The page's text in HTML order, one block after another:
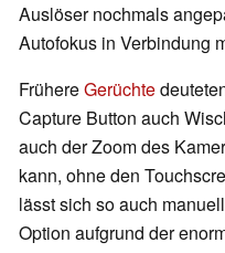
Auslöser nochmals
Autofokus in Verbindung
FrühereGerüchte
Capture Button auch
auch der Zoom des
kann, ohne den
lässt sich so auch
Option aufgrund der